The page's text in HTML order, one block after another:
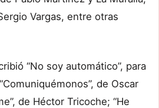
Vargas, entre otras
“No soy automático”, para
de Oscar
de Héctor Tricoche; “He